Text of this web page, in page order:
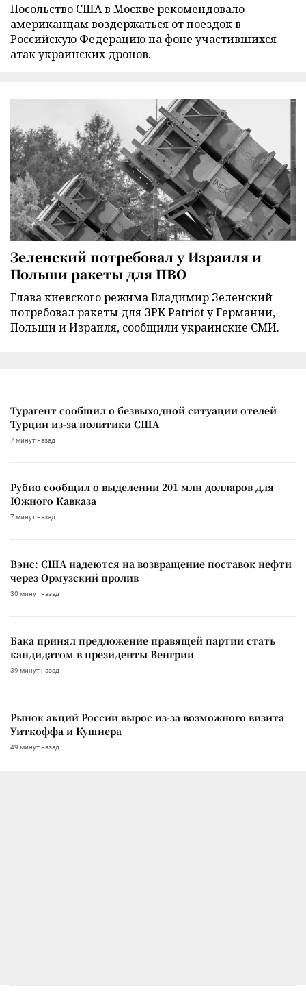
Посольство США в Москве рекомендовало
американцам воздержаться от поездок в
Российскую Федерацию на фоне участившихся
атак украинских дронов.
Зеленский потребовал у Израиля и
Польши ракеты для ПВО
Глава киевского режима Владимир Зеленский
потребовал ракеты для ЗРК Patriot у Германии,
Польши и Израиля, сообщили украинские СМИ.
Турагент сообщил о безвыходной ситуации отелей
Турции из-за политики США
7 минут назад
Рубио сообщил о выделении 201 млн долларов для
Южного Кавказа
7 минут назад
Вэнс: США надеются на возвращение поставок нефти
через Ормузский пролив
30 минут назад
Бака принял предложение правящей партии стать
кандидатом в президенты Венгрии
39 минут назад
Рынок акций России вырос из-за возможного визита
Уиткоффа и Кушнера
49 минут назад